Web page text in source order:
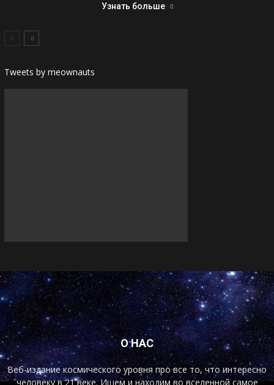
Узнать больше
Tweets by meownauts
О НАС
Веб-издание космического уровня про все то, что интересно
человеку в 21 веке. Ищем и находим во вселенной самое